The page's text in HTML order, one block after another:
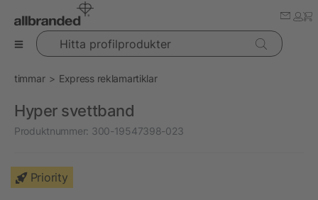
Hitta profilprodukter
timmar Express reklamartiklar
Hyper svettband
Produktnummer: 300-19547398-023
Priority